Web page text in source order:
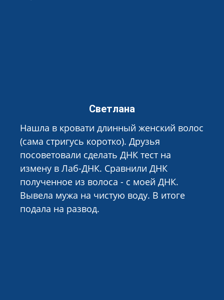
Светлана
Нашла в кровати длинный женский волос
(сама стригусь коротко). Друзья
посоветовали сделать ДНК тест на
измену в Лаб-ДНК. Сравнили ДНК
полученное из волоса - с моей ДНК.
Вывела мужа на чистую воду. В итоге
подала на развод.